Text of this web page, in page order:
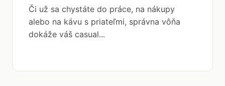
Či už sa chystáte do práce, na nákupy
alebo na kávu s priateľmi, správna vôňa
dokáže váš casual...